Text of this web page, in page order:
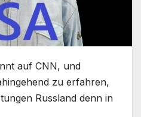
auf CNN, und
zu erfahren,
Russland denn in